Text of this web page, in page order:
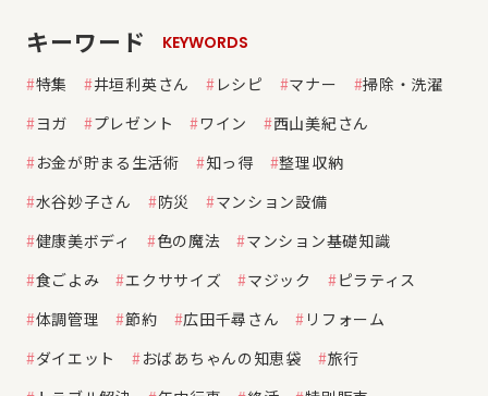
キーワード
KEYWORDS
特集
井垣利英さん レシピ マナー
掃除・洗濯
ヨガ
プレゼント ワイン
西山美紀さん
お金が貯まる生活術
知っ得
整理収納
水谷妙子さん
防災
マンション設備
健康美ボディ
色の魔法
マンション基礎知識
食ごよみ
エクササイズ マジック
ピラティス
体調管理
節約 広田千尋さん
リフォーム
ダイエット
おばあちゃんの知恵袋
旅行